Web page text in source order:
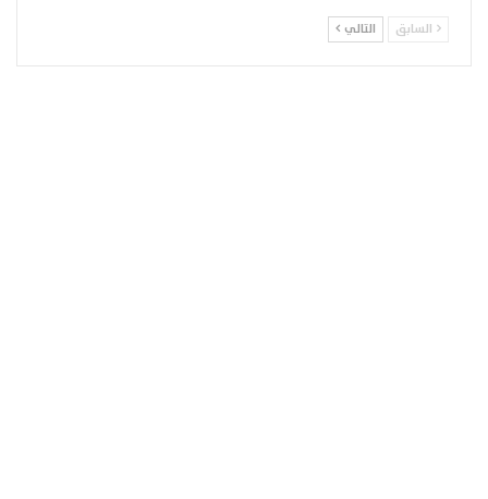
السابق التالي